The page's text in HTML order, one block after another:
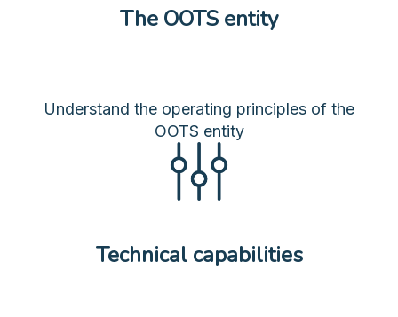
The OOTS entity
Understand the operating principles of the
OOTS entity
Technical capabilities